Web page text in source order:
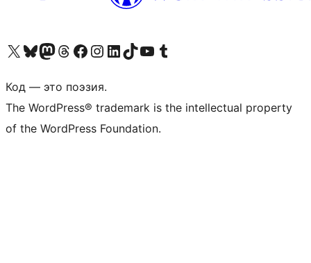
Посетите нас в X (ранее Twitter)
Посетите нашу учётную запись в Bluesky
Посетите нашу ленту в Mastodon
Посетите нашу учётную запись в Threads
Посетите нашу страницу на Facebook
Посетите наш Instagram
Посетите нашу страницу в LinkedIn
Посетите нашу учётную запись в TikTok
Посетите наш канал YouTube
Посетите нашу учётную запись в Tumblr
Код — это поэзия.
The WordPress® trademark is the intellectual property
of the WordPress Foundation.